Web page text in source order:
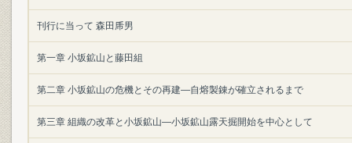
刊行に当って 森田乕男
第一章 小坂鉱山と藤田組
第二章 小坂鉱山の危機とその再建―自熔製錬が確立されるまで
第三章 組織の改革と小坂鉱山―小坂鉱山露天掘開始を中心として